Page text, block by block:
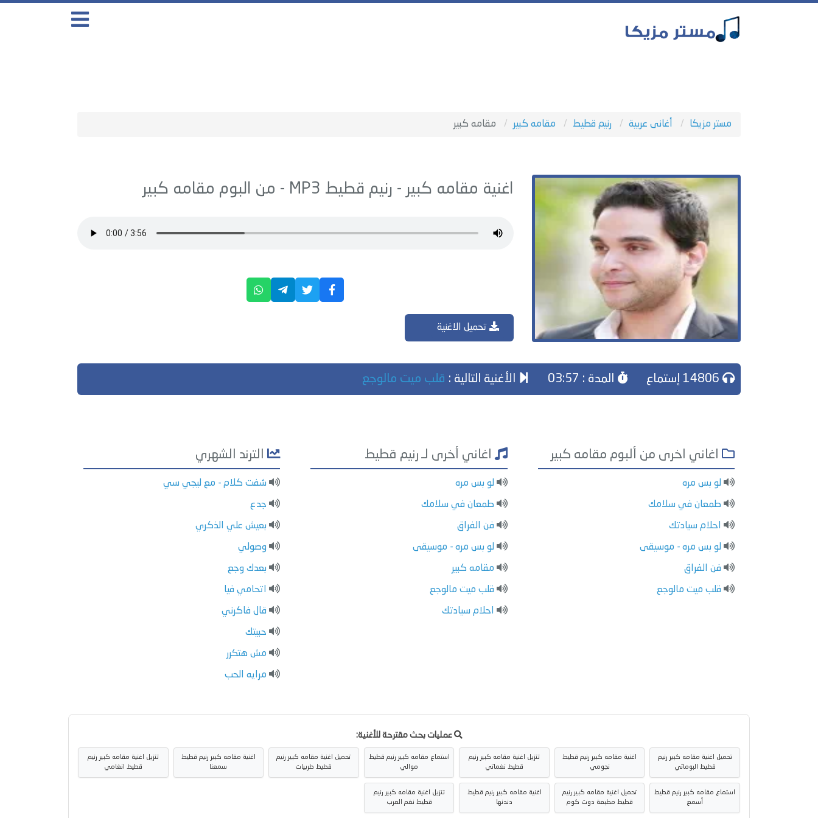
مستر مزيكا أغانى عربية رنيم قطيط مقامه كبير مقامه كبير
اغنية مقامه كبير - رنيم قطيط مقامه كبير
تحميل الاغنية
المدة : 03:57 الأغنية التالية : قلب ميت مالوجع
اغاني اخرى من ألبوم مقامه كبير
لو بس مره
طمعان في سلامك
احلام سيادتك
لو بس مره - موسيقى
فن الفراق
قلب ميت مالوجع
اغاني أخرى لـ رنيم قطيط
لو بس مره
طمعان في سلامك
فن الفراق
لو بس مره - موسيقى
مقامه كبير
قلب ميت مالوجع
احلام سيادتك
الترند الشهري
شفت كلام - مع ليجي سي
جدع
بعيش علي الذكري
وصولي
بعدك وجع
اتحامي فيا
قال فاكرني
حبيتك
مش هتكرر
مرايه الحب
عمليات بحث مقترحة للأغنية:
تحميل اغنية مقامه كبير رنيم
قطيط البوماتي
اغنية مقامه كبير رنيم قطيط
نجومي
تنزيل اغنية مقامه كبير رنيم
قطيط نغماتي
استماع مقامه كبير رنيم قطيط
موالي
تحميل اغنية مقامه كبير رنيم
قطيط طربيات
اغنية مقامه كبير رنيم قطيط
سمعنا
تنزيل اغنية مقامه كبير رنيم
قطيط انغامي
استماع مقامه كبير رنيم قطيط
أسمع
تحميل اغنية مقامه كبير رنيم
قطيط مطبعة دوت كوم
اغنية مقامه كبير رنيم قطيط
دندنها
تنزيل اغنية مقامه كبير رنيم
قطيط نغم العرب